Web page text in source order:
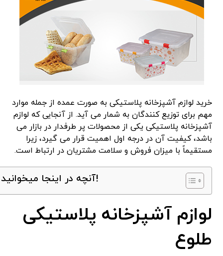
خرید لوازم آشپزخانه پلاستیکی به صورت عمده از جمله موارد
مهم برای توزیع کنندگان به شمار می آید. از آنجایی که لوازم
آشپزخانه پلاستیکی یکی از محصولات پر طرفدار در بازار می
باشد، کیفیت آن در درجه اول اهمیت قرار می گیرد، زیرا
مستقیماً با میزان فروش و سلامت مشتریان در ارتباط است.
آنچه در اینجا میخوانید!
لوازم آشپزخانه پلاستیکی
طلوع